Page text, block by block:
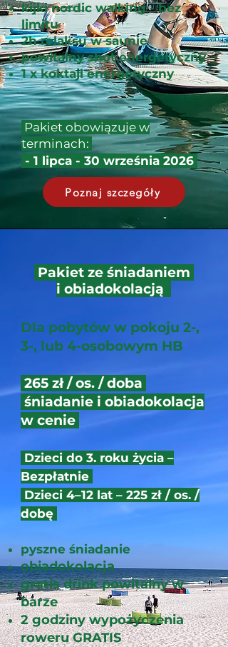
kijki nordic walking - bez
limitu
2h relaksu w saunie
powitalny shot energetyczny
1 x koktajl energetyczny
Pakiet obowiązuje w
terminach:
- 1 lipca - 30 września 2026
Poznaj szczegóły
Pakiet ze śniadaniem
i obiadokolacją
Dla pobytów w pokoju 2-,
3-, lub 4-osobowym HB
265 zł / os. / doba
śniadanie i obiadokolacja
w cenie
Dzieci do 3. roku życia –
Bezpłatnie
Dzieci 4–12 lat – 225 zł / os. /
dobę
pyszne śniadanie
obiadokolacja
gratis drink powitalny w
barze
2 godziny wypożyczenia
roweru GRATIS